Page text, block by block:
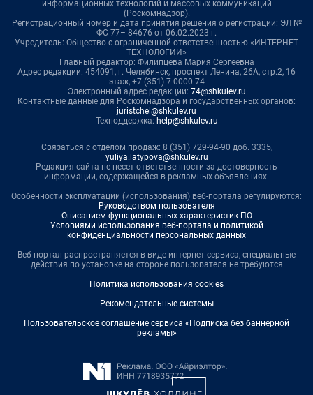
информационных технологий и массовых коммуникаций
(Роскомнадзор).
Регистрационный номер и дата принятия решения о регистрации: ЭЛ №
ФС 77– 84676 от 06.02.2023 г.
Учредитель: Общество с ограниченной ответственностью «ИНТЕРНЕТ
ТЕХНОЛОГИИ»
Главный редактор: Филипцева Мария Сергеевна
Адрес редакции: 454091, г. Челябинск, проспект Ленина, 26А, стр.2, 16
этаж, +7 (351) 7-0000-74
Электронный адрес редакции: 74@shkulev.ru
Контактные данные для Роскомнадзора и государственных органов:
juristchel@shkulev.ru
Техподдержка: help@shkulev.ru
Связаться с отделом продаж: 8 (351) 729-94-90 доб. 3335,
yuliya.latypova@shkulev.ru
Редакция сайта не несет ответственности за достоверность
информации, содержащейся в рекламных объявлениях.
Особенности эксплуатации (использования) веб-портала регулируются:
Руководством пользователя
Описанием функциональных характеристик ПО
Условиями использования веб-портала и политикой
конфиденциальности персональных данных
Веб-портал распространяется в виде интернет-сервиса, специальные
действия по установке на стороне пользователя не требуются
Политика использования cookies
Рекомендательные системы
Пользовательское соглашение сервиса «Подписка без баннерной
рекламы»